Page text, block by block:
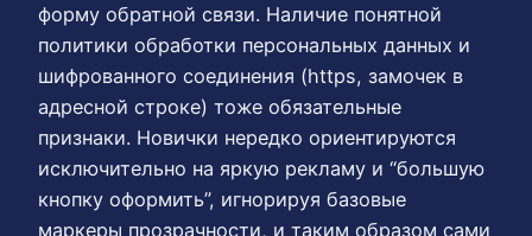
форму обратной связи. Наличие понятной
политики обработки персональных данных и
шифрованного соединения (https, замочек в
адресной строке) тоже обязательные
признаки. Новички нередко ориентируются
исключительно на яркую рекламу и “большую
кнопку оформить”, игнорируя базовые
маркеры прозрачности, и таким образом сами